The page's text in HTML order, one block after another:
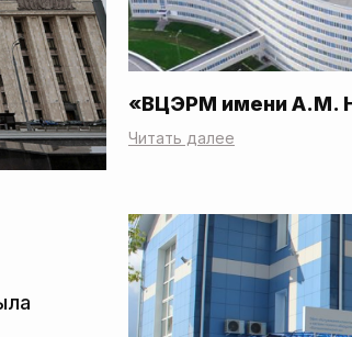
«ВЦЭРМ имени А.М.
Читать далее